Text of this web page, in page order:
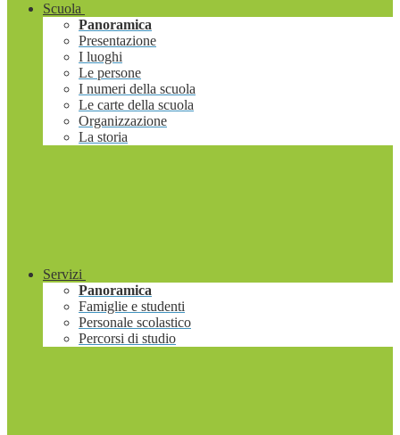
Scuola
Panoramica
Presentazione
I luoghi
Le persone
I numeri della scuola
Le carte della scuola
Organizzazione
La storia
Servizi
Panoramica
Famiglie e studenti
Personale scolastico
Percorsi di studio